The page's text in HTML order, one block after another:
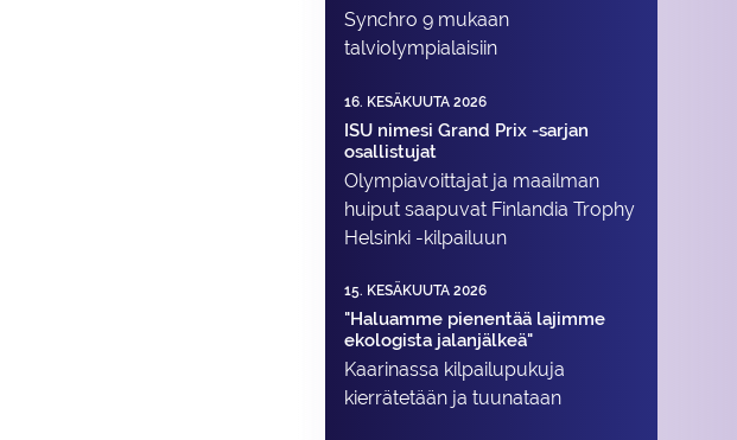
Synchro 9 mukaan
talviolympialaisiin
16. KESÄKUUTA 2026
ISU nimesi Grand Prix -sarjan
osallistujat
Olympiavoittajat ja maailman
huiput saapuvat Finlandia Trophy
Helsinki -kilpailuun
15. KESÄKUUTA 2026
"Haluamme pienentää lajimme
ekologista jalanjälkeä"
Kaarinassa kilpailupukuja
kierrätetään ja tuunataan